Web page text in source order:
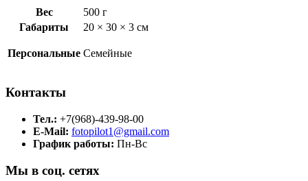
Вес
500 г
Габариты
20 × 30 × 3 см
Персональные Семейные
Контакты
Тел.: +7(968)-439-98-00
E-Mail: fotopilot1@gmail.com
График работы: Пн-Вс
Мы в соц. сетях